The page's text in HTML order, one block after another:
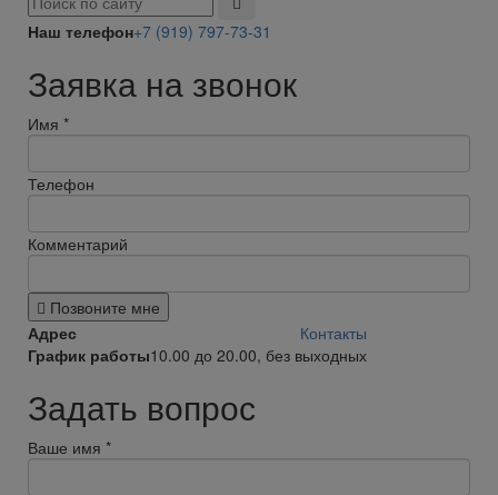
Наш телефон+7 (919) 797-73-31
Заявка на звонок
Имя *
Телефон
Комментарий
Позвоните мне
Адрес
Контакты
График работы10.00 до 20.00, без выходных
Задать вопрос
Ваше имя *